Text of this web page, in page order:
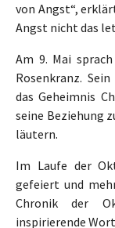
von Angst“,
Angst nicht das
Am 9. Mai
Rosenkranz.
das Geheimnis
seine Beziehung
läutern.
Im Laufe der
gefeiert und
Chronik der
inspirierende